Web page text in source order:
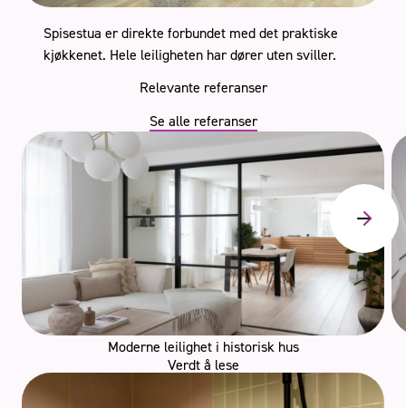
Spisestua er direkte forbundet med det praktiske
kjøkkenet. Hele leiligheten har dører uten sviller.
Relevante referanser
Se alle referanser
Moderne leilighet i historisk hus
Verdt å lese